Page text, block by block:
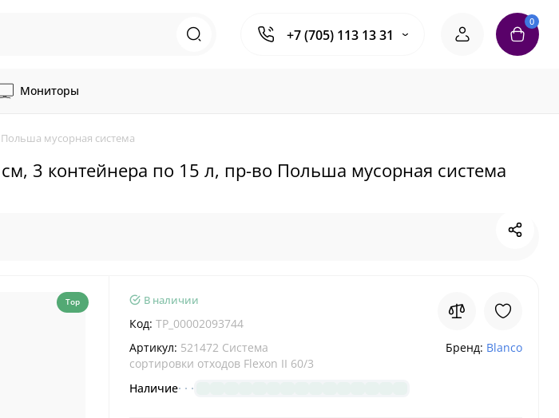
+7 (705) 113 13 31
0
Мониторы
мусорная система
3 контейнера по 15 л, пр-во Польша мусорная система
Top В наличии
Код: TP_00002093744
Артикул: 521472 Система
сортировки отходов Flexon II 60/3
Наличие
Бренд: Blanco